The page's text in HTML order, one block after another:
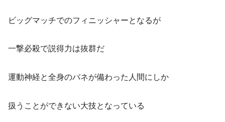
ビッグマッチでのフィニッシャーとなるが
一撃必殺で説得力は抜群だ
運動神経と全身のバネが備わった人間にしか
扱うことができない大技となっている